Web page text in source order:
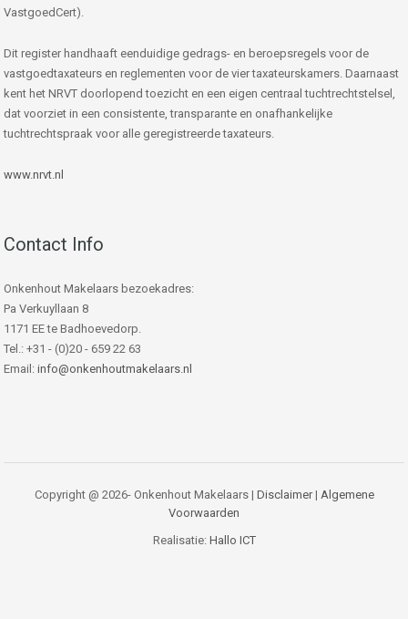
VastgoedCert).
Dit register handhaaft eenduidige gedrags- en beroepsregels voor de
vastgoedtaxateurs en reglementen voor de vier taxateurskamers. Daarnaast
kent het NRVT doorlopend toezicht en een eigen centraal tuchtrechtstelsel,
dat voorziet in een consistente, transparante en onafhankelijke
tuchtrechtspraak voor alle geregistreerde taxateurs.
www.nrvt.nl
Contact Info
Onkenhout Makelaars bezoekadres:
Pa Verkuyllaan 8
1171 EE te Badhoevedorp.
Tel.: +31 - (0)20 - 659 22 63
Email: info@onkenhoutmakelaars.nl
Copyright @ 2026- Onkenhout Makelaars | Disclaimer| Algemene
Voorwaarden
Realisatie: Hallo ICT